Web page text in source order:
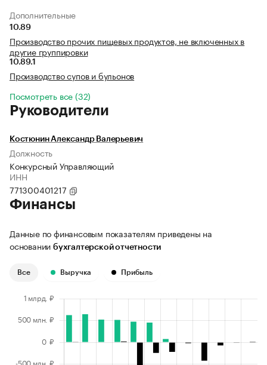
Дополнительные
10.89
Производство прочих пищевых продуктов, не включенных в
другие группировки
10.89.1
Производство супов и бульонов
Посмотреть все (32)
Руководители
Костюнин Александр Валерьевич
Должность
Конкурсный Управляющий
ИНН
771300401217
Финансы
Данные по финансовым показателям приведены на
основании бухгалтерской отчетности
Все Выручка Прибыль